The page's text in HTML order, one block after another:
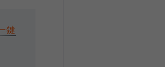
鍵